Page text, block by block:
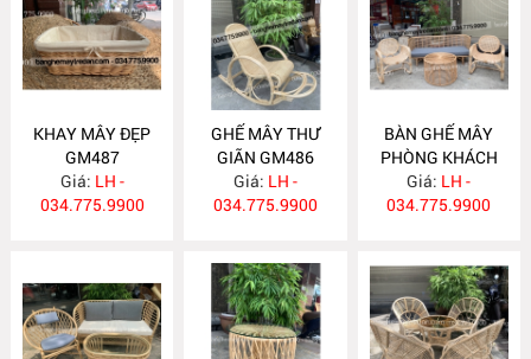
KHAY MÂY ĐẸP
GM487
Giá: LH -
034.775.9900
GHẾ MÂY THƯ
GIÃN GM486
Giá: LH -
034.775.9900
BÀN GHẾ MÂY
PHÒNG KHÁCH
GM485
Giá: LH -
034.775.9900